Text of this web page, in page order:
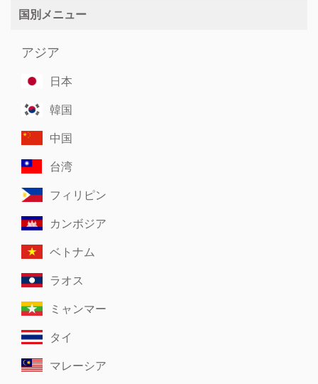
国別メニュー
アジア
日本
韓国
中国
台湾
フィリピン
カンボジア
ベトナム
ラオス
ミャンマー
タイ
マレーシア